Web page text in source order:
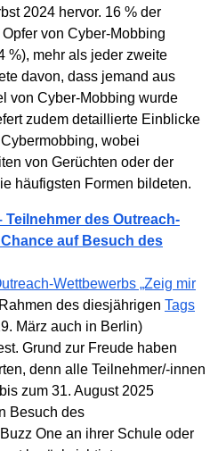
2024 hervor. 16 % der
von Cyber-Mobbing
%), mehr als jeder zweite
davon, dass jemand aus
von Cyber-Mobbing wurde
zudem detaillierte Einblicke
wobei
von Gerüchten oder der
häufigsten Formen bildeten.
Teilnehmer des Outreach-
auf Besuch des
Wettbewerbs „Zeig mir
des diesjährigen Tags
März auch in Berlin)
Grund zur Freude haben
denn alle Teilnehmer/-innen
zum 31. August 2025
Besuch des
One an ihrer Schule oder